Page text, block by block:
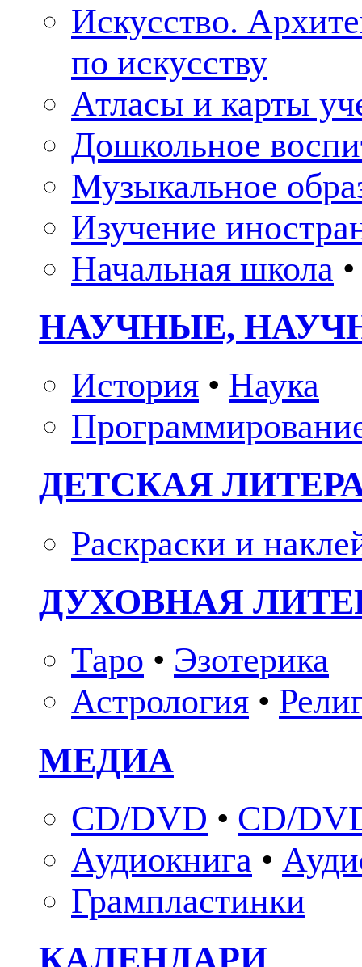
Искусство.
по искусству
Атласы и карты
Дошкольное
Музыкальное
Изучение
Начальная школа •
НАУЧНЫЕ,
История • Наука
ДЕТСКАЯ
Раскраски и
ДУХОВНАЯ
Таро • Эзотерика
Астрология •
МЕДИА
CD/DVD • CD/
Аудиокнига •
Грампластинки